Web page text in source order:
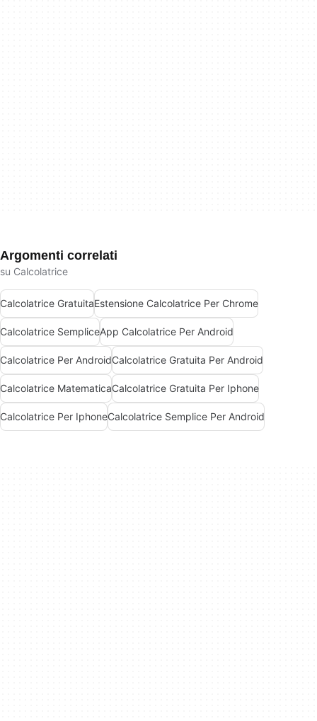
Argomenti correlati
su Calcolatrice
Calcolatrice GratuitaEstensione Calcolatrice Per Chrome
Calcolatrice SempliceApp Calcolatrice Per Android
Calcolatrice Per AndroidCalcolatrice Gratuita Per Android
Calcolatrice MatematicaCalcolatrice Gratuita Per Iphone
Calcolatrice Per IphoneCalcolatrice Semplice Per Android